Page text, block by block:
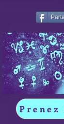
Prenez